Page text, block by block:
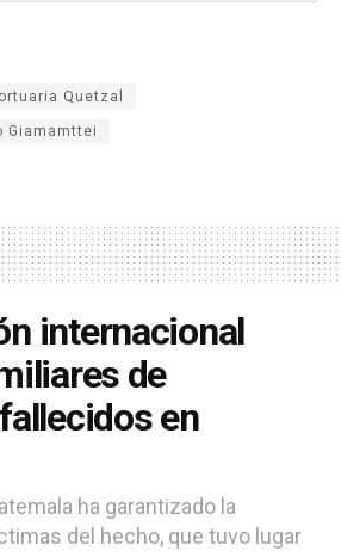
Quetzal
Giamamttei
internacional
de
en
ha garantizado la
del hecho, que tuvo lugar